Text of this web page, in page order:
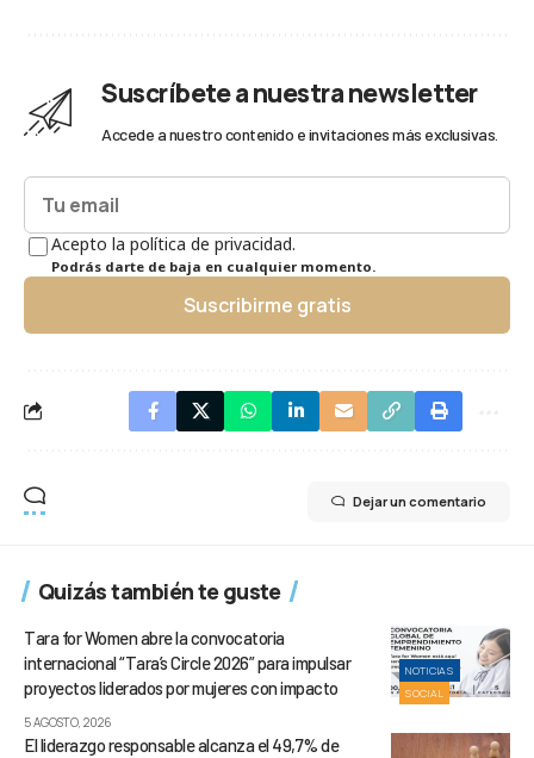
Suscríbete a nuestra newsletter
Accede a nuestro contenido e invitaciones más exclusivas.
Acepto la política de privacidad.
Podrás darte de baja en cualquier momento.
Suscribirme gratis
Dejar un comentario
Quizás también te guste
NOTICIAS
SOCIAL
Tara for Women abre la convocatoria
internacional “Tara’s Circle 2026” para impulsar
proyectos liderados por mujeres con impacto
5 AGOSTO, 2026
El liderazgo responsable alcanza el 49,7% de